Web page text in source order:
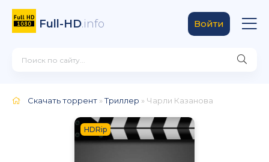
Full-HD.info Войти
Скачать торрент »Триллер » Чарли Казанова
HDRip